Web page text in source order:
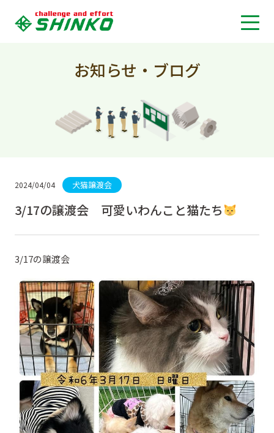
お知らせ・ブログ
2024/04/04 犬猫譲渡会
3/17の譲渡会 可愛いわんこと猫たち
3/17の譲渡会